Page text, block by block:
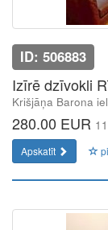
ID: 506883
Izīrē dzīvokli
Krišjāņa Barona
280.00 EUR
Apskatīt